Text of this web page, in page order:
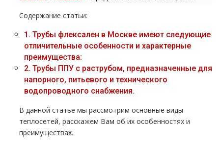
Содержание статьи:
1. Трубы флексален в Москве имеют следующие
отличительные особенности и характерные
преимущества:
2. Трубы ППУ с растpубом, предназначенные для
напорного, питьевого и технического
водопроводного снабжения.
В данной статье мы рассмотрим основные виды
теплосетей, расскажем Вам об их особенностях и
преимуществах.